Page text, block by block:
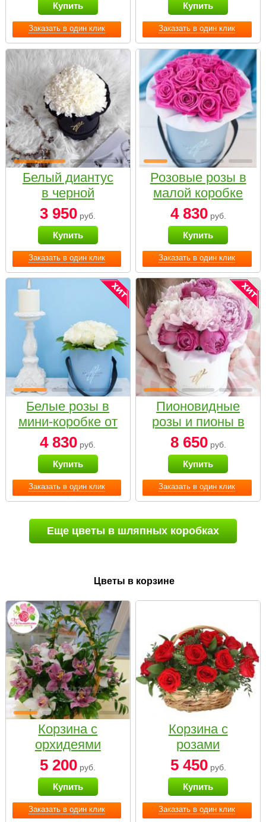
Заказать в один клик
Купить
Заказать в один клик
Small
Купить
Заказать в один клик
Белый диантус
в черной
коробке Small
3 950 руб.
Купить
Заказать в один клик
Розовые розы в
малой коробке
4 830руб.
Купить
Заказать в один клик
Белые розы в
мини-коробке от
Bella Fiori
4 830 руб.
Купить
Заказать в один клик
Пионовидные
розы и пионы в
белой коробке
Small
8 650руб.
Купить
Еще цветы в шляпных коробках
Цветы в корзине
Заказать в один клик
Корзина с
орхидеями
малая
5 200 руб.
Купить
Заказать в один клик
Корзина с
розами
«Красный
Париж»
5 450руб.
Купить